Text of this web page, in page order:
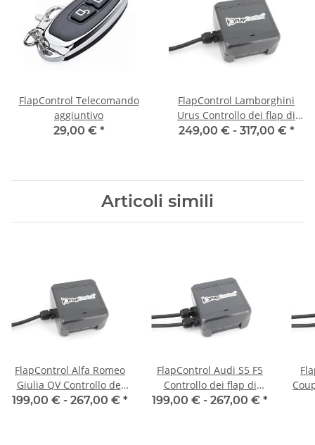
FlapControl Telecomando
aggiuntivo
29,00 € *
FlapControl Lamborghini
Urus Controllo dei flap di
scarico
249,00 € - 317,00 € *
Articoli simili
FlapControl Alfa Romeo
Giulia QV Controllo dei
flap di scarico
199,00 € - 267,00 € *
FlapControl Audi S5 F5
Controllo dei flap di
scarico
199,00 € - 267,00 € *